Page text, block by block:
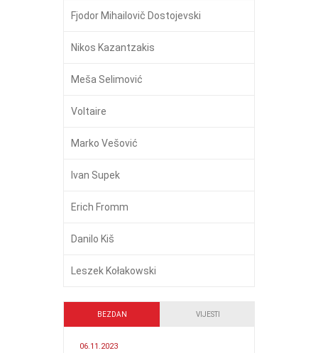
Fjodor Mihailovič Dostojevski
Nikos Kazantzakis
Meša Selimović
Voltaire
Marko Vešović
Ivan Supek
Erich Fromm
Danilo Kiš
Leszek Kołakowski
BEZDAN VIJESTI
06.11.2023